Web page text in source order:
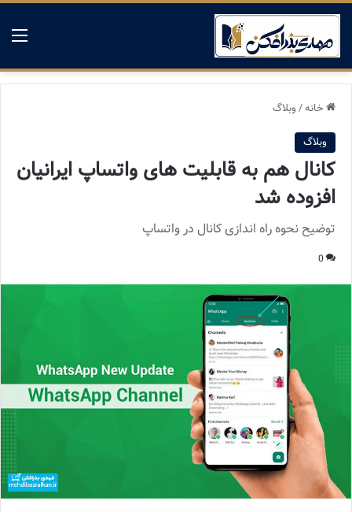
خانه/وبلاگ
وبلاگ
کانال هم به قابلیت های واتساپ ایرانیان
افزوده شد
توضیح نحوه راه اندازی کانال در واتساپ
0